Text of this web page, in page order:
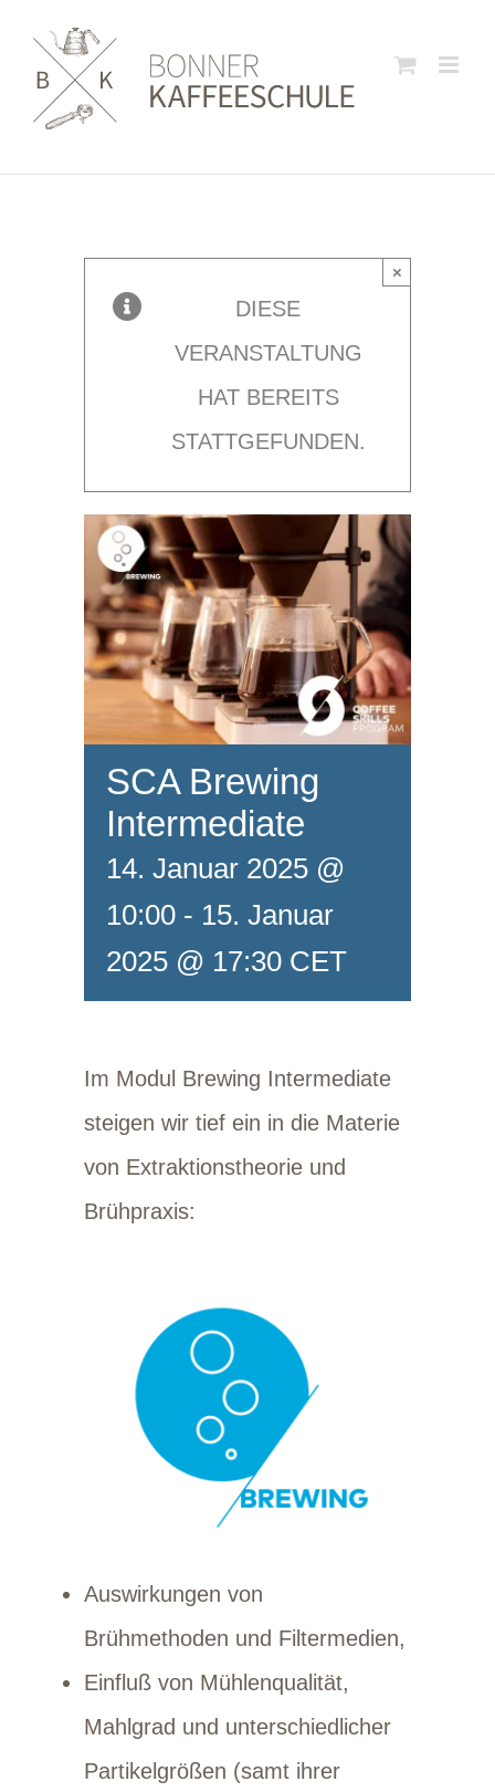
Inhalt
springen
DIESE
VERANSTALTUNG
HAT BEREITS
STATTGEFUNDEN.
×
SCA Brewing
Intermediate
14. Januar 2025 @
10:00 - 15. Januar
2025 @ 17:30 CET
Im Modul Brewing Intermediate
steigen wir tief ein in die Materie
von Extraktionstheorie und
Brühpraxis:
Auswirkungen von
Brühmethoden und Filtermedien,
Einfluß von Mühlenqualität,
Mahlgrad und unterschiedlicher
Partikelgrößen (samt ihrer